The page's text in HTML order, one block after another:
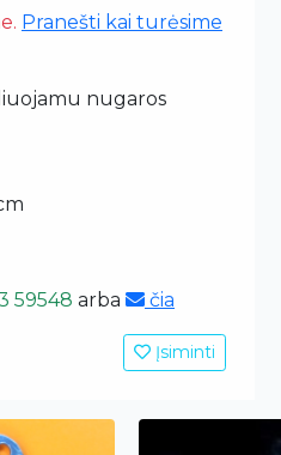
Pranešti kai turėsime
nugaros
59548 arba čia
Įsiminti